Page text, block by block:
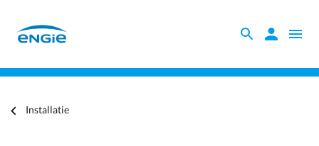
mainZoeken
de
Zoeken
Open
Je
Installatie